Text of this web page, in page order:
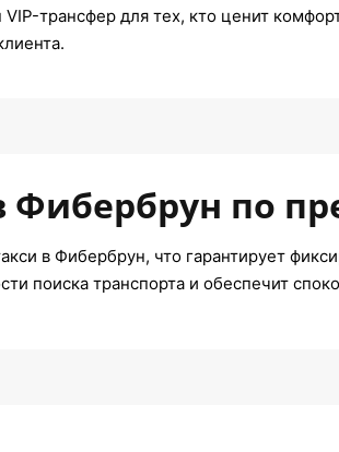
трансфер для тех, кто ценит
Фибербрун по
в Фибербрун, что гарантирует
поиска транспорта и обеспечит